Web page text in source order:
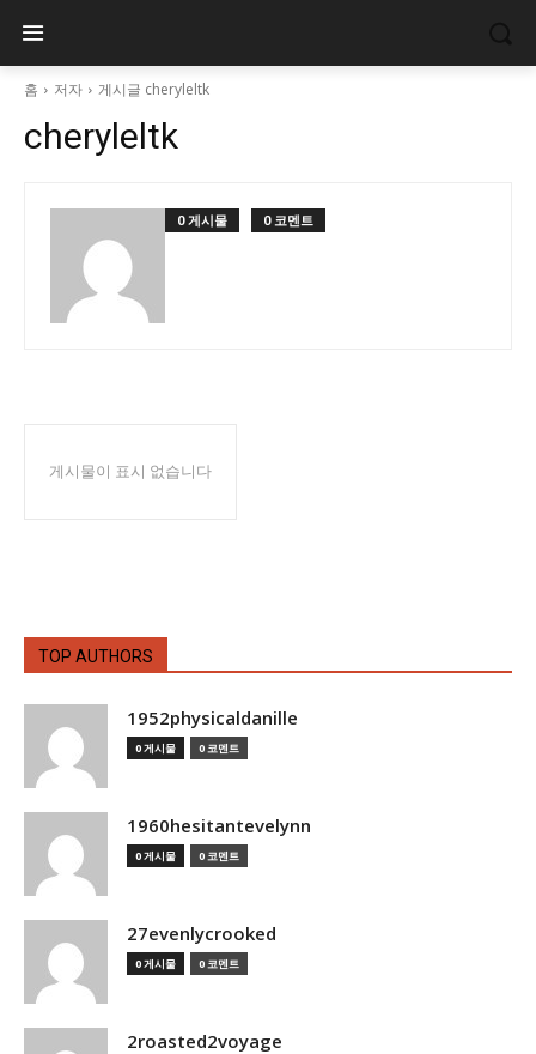
홈 저자 게시글 cheryleltk
cheryleltk
0 게시물 0 코멘트
게시물이 표시 없습니다
TOP AUTHORS
1952physicaldanille
0 게시물 0 코멘트
1960hesitantevelynn
0 게시물 0 코멘트
27evenlycrooked
0 게시물 0 코멘트
2roasted2voyage